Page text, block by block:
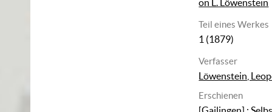
on L. Löwenstein
Teil eines Werkes
1 (1879)
Verfasser
Löwenstein,
Erschienen